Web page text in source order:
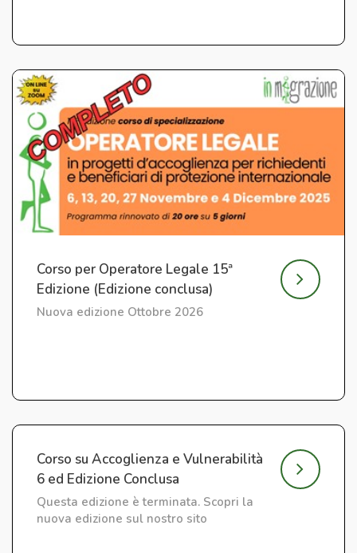
Corso per Operatore Legale 15ª
Edizione (Edizione conclusa)
Nuova edizione Ottobre 2026
Corso su Accoglienza e Vulnerabilità
6 ed Edizione Conclusa
Questa edizione è terminata. Scopri la
nuova edizione sul nostro sito